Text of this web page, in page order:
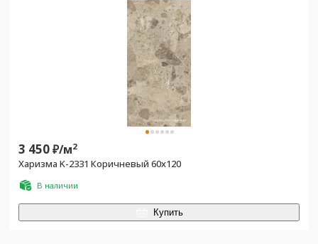
3 450₽/м2
Харизма K-2331 Коричневый 60x120
В наличии
Купить